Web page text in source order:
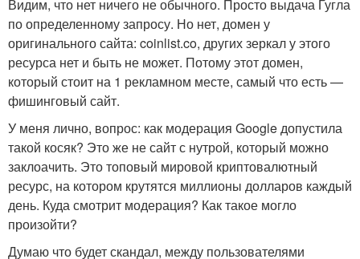
Видим, что нет ничего не обычного. Просто выдача Гугла
по определенному запросу. Но нет, домен у
оригинального сайта: coinlist.co, других зеркал у этого
ресурса нет и быть не может. Потому этот домен,
который стоит на 1 рекламном месте, самый что есть —
фишинговый сайт.
У меня лично, вопрос: как модерация Google допустила
такой косяк? Это же не сайт с нутрой, который можно
заклоачить. Это топовый мировой криптовалютный
ресурс, на котором крутятся миллионы долларов каждый
день. Куда смотрит модерация? Как такое могло
произойти?
Думаю что будет скандал, между пользователями